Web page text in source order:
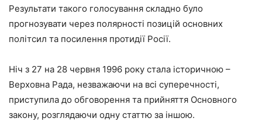
Результати такого голосування складно було
прогнозувати через полярності позицій основних
політсил та посилення протидії Росії.
Ніч з 27 на 28 червня 1996 року стала історичною –
Верховна Рада, незважаючи на всі суперечності,
приступила до обговорення та прийняття Основного
закону, розглядаючи одну статтю за іншою.